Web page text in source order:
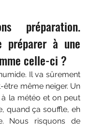
préparation.
préparer à une
celle-ci ?
Il va sûrement
être même neiger. Un
la météo et on peut
quand ça souffle, eh
Nous risquons de